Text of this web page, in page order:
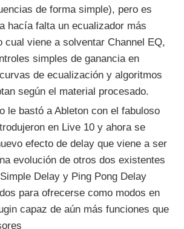
de forma simple), pero es
hacía falta un ecualizador más
cual viene a solventar Channel EQ,
simples de ganancia en
de ecualización y algoritmos
según el material procesado.
le bastó a Ableton con el fabuloso
en Live 10 y ahora se
efecto de delay que viene a ser
evolución de otros dos existentes
Delay y Ping Pong Delay
para ofrecerse como modos en
capaz de aún más funciones que